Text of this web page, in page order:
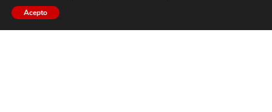
Acepto